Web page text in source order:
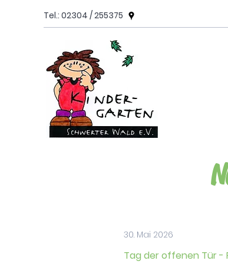
Tel.: 02304 / 255375
30. Mai 2026
Tag der offenen Tür -